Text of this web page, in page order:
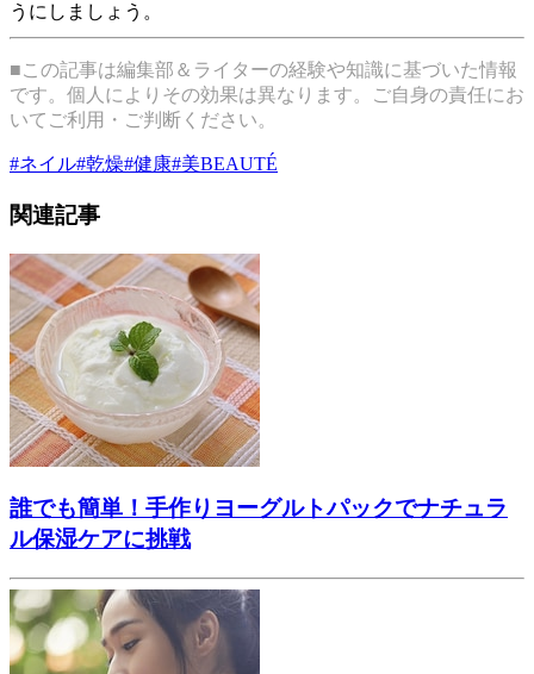
うにしましょう。
■この記事は編集部＆ライターの経験や知識に基づいた情報
です。個人によりその効果は異なります。ご自身の責任にお
いてご利用・ご判断ください。
#ネイル#乾燥#健康#美BEAUTÉ
関連記事
誰でも簡単！手作りヨーグルトパックでナチュラ
ル保湿ケアに挑戦